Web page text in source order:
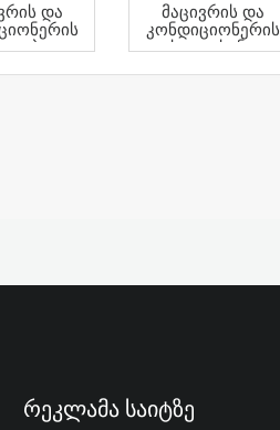
Და
Მაცივრის Და
Კონდიციონერის
Ხელოსანი
Რეკლამა Საიტზე